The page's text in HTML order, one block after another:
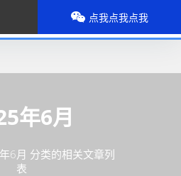
年6月
6月 分类的相关文章列
表
点我点我点我